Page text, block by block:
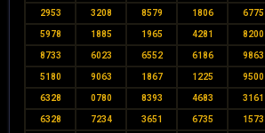
2953 3208 8579 1806 6775
5978 1885 1965 4281 8200
8733 6023 6552 6186 9863
5180 9063 1867 1225 9500
6328 0780 8393 4683 3161
6328 7234 3651 6735 1573